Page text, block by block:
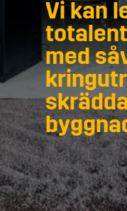
Vi kan
med